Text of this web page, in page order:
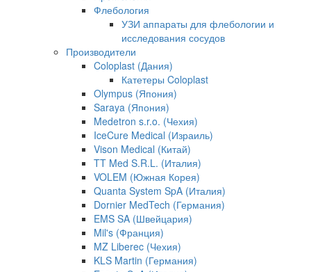
Флебология
УЗИ аппараты для флебологии и
исследования сосудов
Производители
Coloplast (Дания)
Катетеры Coloplast
Olympus (Япония)
Saraya (Япония)
Medetron s.r.o. (Чехия)
IceCure Medical (Израиль)
Vison Medical (Китай)
TT Med S.R.L. (Италия)
VOLEM (Южная Корея)
Quanta System SpA (Италия)
Dornier MedTech (Германия)
EMS SA (Швейцария)
Mil's (Франция)
MZ Liberec (Чехия)
KLS Martin (Германия)